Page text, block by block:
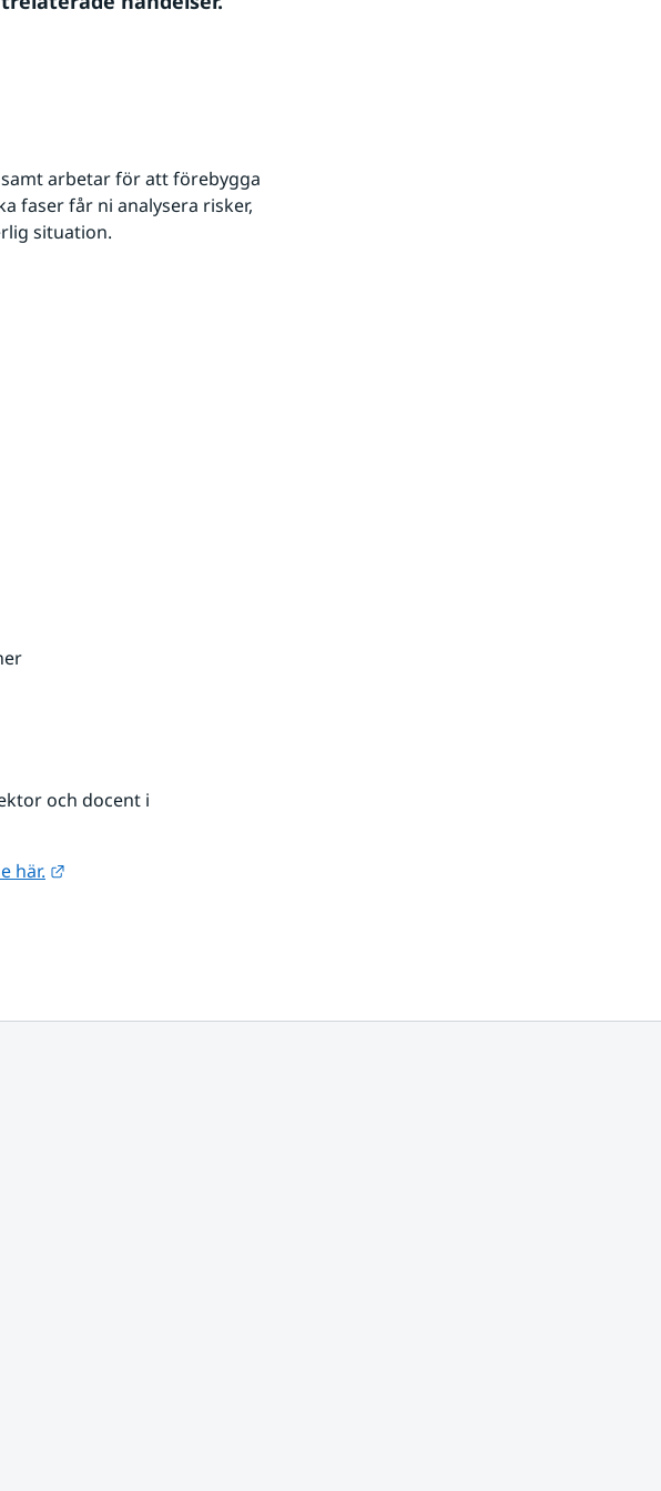
arbetar för att förebygga
faser får ni analysera risker,
situation.
och docent i
här.
Länk till annan webbplats.